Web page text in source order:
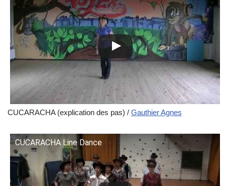
CUCARACHA (explication des pas) / Gauthier Agnes
CUCARACHA Line Dance